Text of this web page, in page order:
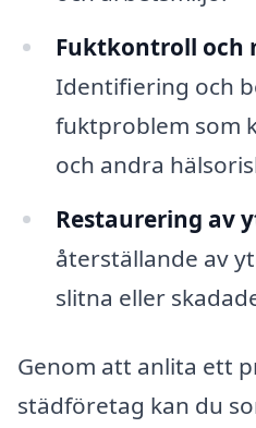
Fuktkontroll och
Identifiering och
fuktproblem som
och andra
Restaurering av
återställande av
slitna eller
Genom att anlita ett
städföretag kan du